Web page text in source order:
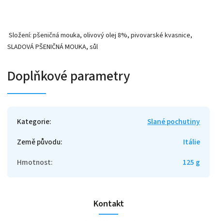
Složení: pšeničná mouka, olivový olej 8%, pivovarské kvasnice,
SLADOVÁ PŠENIČNÁ MOUKA, sůl
Doplňkové parametry
Kategorie:
Slané pochutiny
Země původu:
Itálie
Hmotnost: 125 g
Kontakt